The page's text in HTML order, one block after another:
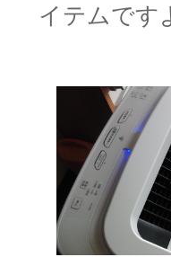
イテムです